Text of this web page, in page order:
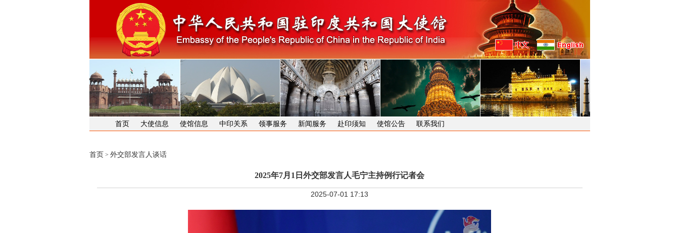
首页 大使信息 使馆信息 中印关系 领事服务 新闻服务 赴印须知 使馆公告 联系我们
首页 > 外交部发言人谈话
2025年7月1日外交部发言人毛宁主持例行记者会
2025-07-01 17:13